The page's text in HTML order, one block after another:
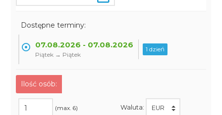
Dostępne terminy:
07.08.2026 - 07.08.2026
Piątek → Piątek
1 dzień
Ilość osób:
(max. 6) Waluta: